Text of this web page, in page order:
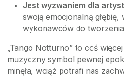
Jest wyzwaniem dla
swoją emocjonalną
wykonawców do
„Tango Notturno” to coś
muzyczny symbol pewnej
minęła, wciąż potrafi nas